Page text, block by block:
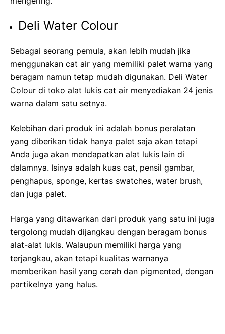
Deli Water Colour
Sebagai seorang pemula, akan lebih mudah jika
menggunakan cat air yang memiliki palet warna yang
beragam namun tetap mudah digunakan. Deli Water
Colour di toko alat lukis cat air menyediakan 24 jenis
warna dalam satu setnya.
Kelebihan dari produk ini adalah bonus peralatan
yang diberikan tidak hanya palet saja akan tetapi
Anda juga akan mendapatkan alat lukis lain di
dalamnya. Isinya adalah kuas cat, pensil gambar,
penghapus, sponge, kertas swatches, water brush,
dan juga palet.
Harga yang ditawarkan dari produk yang satu ini juga
tergolong mudah dijangkau dengan beragam bonus
alat-alat lukis. Walaupun memiliki harga yang
terjangkau, akan tetapi kualitas warnanya
memberikan hasil yang cerah dan pigmented, dengan
partikelnya yang halus.